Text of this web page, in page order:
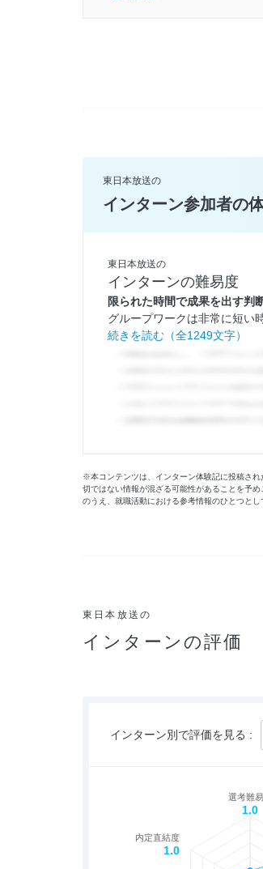
東日本放送の
インターン参加者の
東日本放送の
インターンの難易度
限られた時間で成果を出す判
グループワークは非常に短い
続きを読む（全1249文字）
※本コンテンツは、インターン体験記に投稿さ
切ではない情報が混ざる可能性があることを予
のうえ、就職活動における参考情報のひとつとし
東日本放送の
インターンの評価
インターン別で評価を見る :
選考難
1.0
内定直結度
1.0